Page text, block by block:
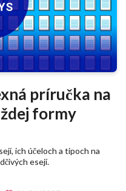
príručka na
formy
ich účeloch a tipoch na
esejí.